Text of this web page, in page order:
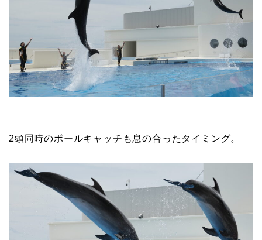
2頭同時のボールキャッチも息の合ったタイミング。